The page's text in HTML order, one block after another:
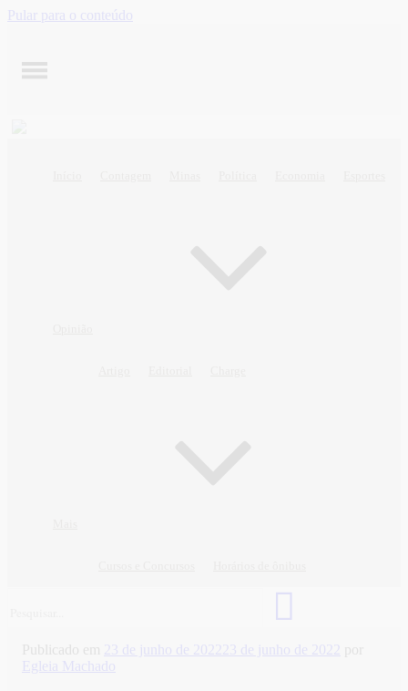
Pular para o conteúdo
Publicado em 23 de junho de 2022 23 de junho de 2022
por
Egleia Machado